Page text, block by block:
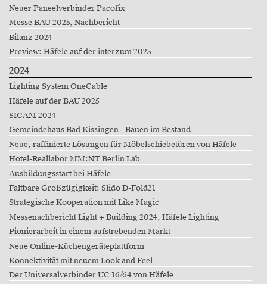
Neuer Paneelverbinder Pacofix
Messe BAU 2025, Nachbericht
Bilanz 2024
Preview: Häfele auf der interzum 2025
2024
Lighting System OneCable
Häfele auf der BAU 2025
SICAM 2024
Gemeindehaus Bad Kissingen - Bauen im Bestand
Neue, raffinierte Lösungen für Möbelschiebetüren von Häfele
Hotel-Reallabor MM:NT Berlin Lab
Ausbildungsstart bei Häfele
Faltbare Großzügigkeit: Slido D-Fold21
Strategische Kooperation mit Like Magic
Messenachbericht Light + Building 2024, Häfele Lighting
Pionierarbeit in einem aufstrebenden Markt
Neue Online-Küchengeräteplattform
Konnektivität mit neuem Look and Feel
Der Universalverbinder UC 16/64 von Häfele